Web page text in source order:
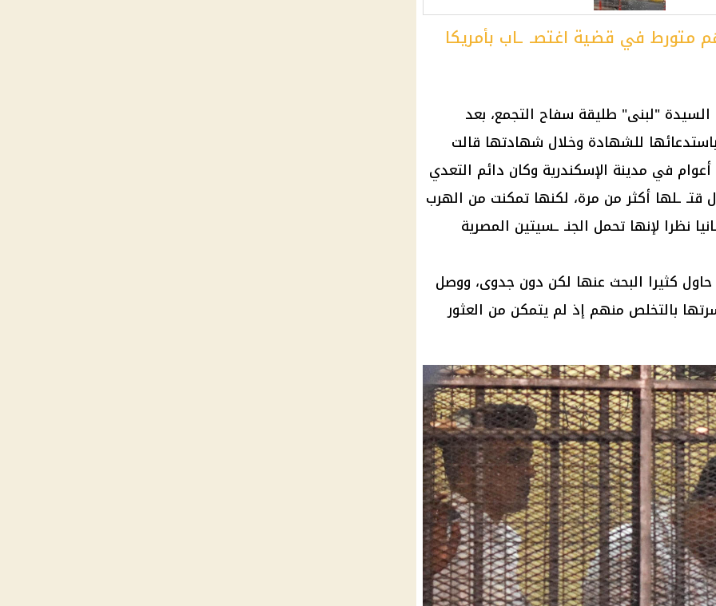
متورط في قضية اغتصـ ـاب بأمريكا
"لبنى" طليقة سفاح التجمع، بعد
للشهادة وخلال شهادتها قالت
مدينة الإسكندرية وكان دائم التعدي
قتـ ـلها أكثر من مرة، لكنها تمكنت من الهرب
نظرا لإنها تحمل الجنـ ـسيتين المصرية
حاول كثيرا البحث عنها لكن دون جدوى، ووصل
بالتخلص منهم إذ لم يتمكن من العثور